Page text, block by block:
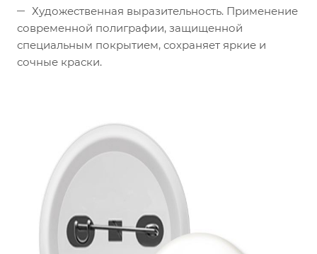
Художественная выразительность. Применение
современной полиграфии, защищенной
специальным покрытием, сохраняет яркие и
сочные краски.